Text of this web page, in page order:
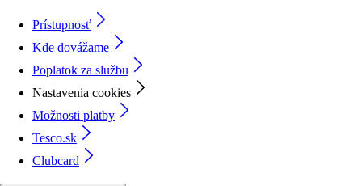
Prístupnosť
Kde dovážame
Poplatok za službu
Nastavenia cookies
Možnosti platby
Tesco.sk
Clubcard